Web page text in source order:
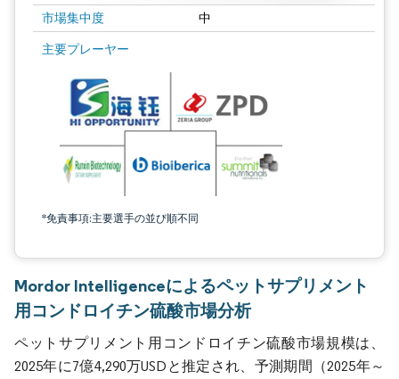
市場集中度 中
主要プレーヤー
*免責事項:主要選手の並び順不同
Mordor Intelligenceによるペットサプリメント
用コンドロイチン硫酸市場分析
ペットサプリメント用コンドロイチン硫酸市場規模は、
2025年に7億4,290万USDと推定され、予測期間（2025年～